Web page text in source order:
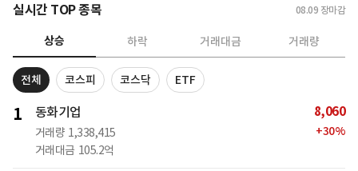
실시간 TOP 종목 08.09 장마감
상승 하락 거래대금 거래량
전체 코스피 코스닥 ETF
1 동화기업
거래량 1,338,415
거래대금 105.2억
8,060
+30%